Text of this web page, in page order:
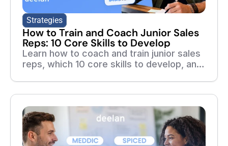
Strategies
How to Train and Coach Junior Sales
Reps: 10 Core Skills to Develop
Learn how to coach and train junior sales
reps, which 10 core skills to develop, and